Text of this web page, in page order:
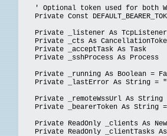
' Optional token used for both
Private Const
Private _listener As TcpListener
Private _cts As
Private _acceptTask As Task
Private _sshProcess As Process
Private _running As Boolean =
Private _lastError As String =
Private _remoteWssUrl As String
Private _bearerToken As String
Private ReadOnly _clients As New
Private ReadOnly _clientTasks As